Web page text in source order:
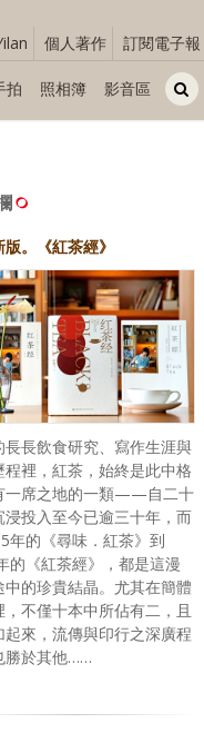
個人著作 訂閱電子報
拍 照相簿 影音區
。《紅茶經》
長長飲食研究、寫作生涯與
程裡，紅茶，始終是此中格
一席之地的一類——自二十
浸投入至今已逾三十年，而
年的《尋味．紅茶》到
的《紅茶經》，都是這漫
中的珍貴結晶。尤其在簡體
，不僅十本中所佔有二，且
起來，流傳與印行之深廣程
勝於其他……